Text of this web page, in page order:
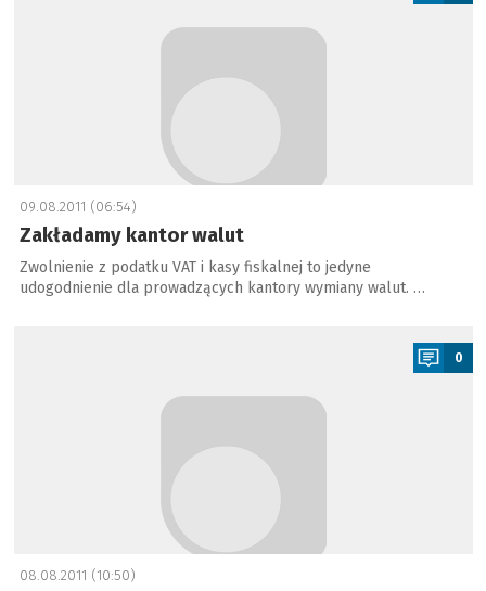
09.08.2011 (06:54)
Zakładamy kantor walut
Zwolnienie z podatku VAT i kasy fiskalnej to jedyne
udogodnienie dla prowadzących kantory wymiany walut. …
0
08.08.2011 (10:50)